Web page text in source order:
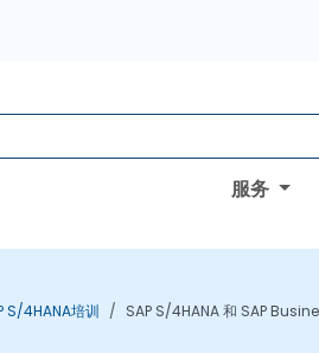
服务
S/4HANA培训 SAP S/4HANA 和 SAP